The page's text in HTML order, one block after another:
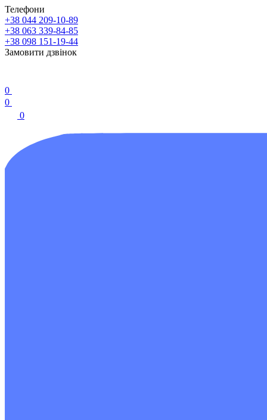
Телефони
+38 044 209-10-89
+38 063 339-84-85
+38 098 151-19-44
Замовити дзвінок
0
0
0